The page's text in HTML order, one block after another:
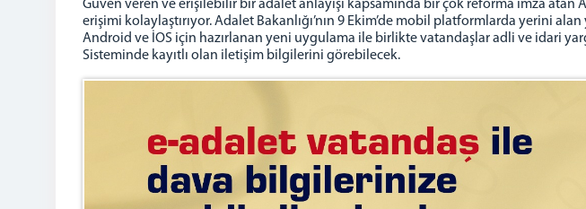
Güven veren ve erişilebilir bir adalet anlayışı kapsamında bir çok reforma imza
erişimi kolaylaştırıyor. Adalet Bakanlığı’nın 9 Ekim’de mobil platformlarda yerini
Android ve İOS için hazırlanan yeni uygulama ile birlikte vatandaşlar adli ve idari
Sisteminde kayıtlı olan iletişim bilgilerini görebilecek.